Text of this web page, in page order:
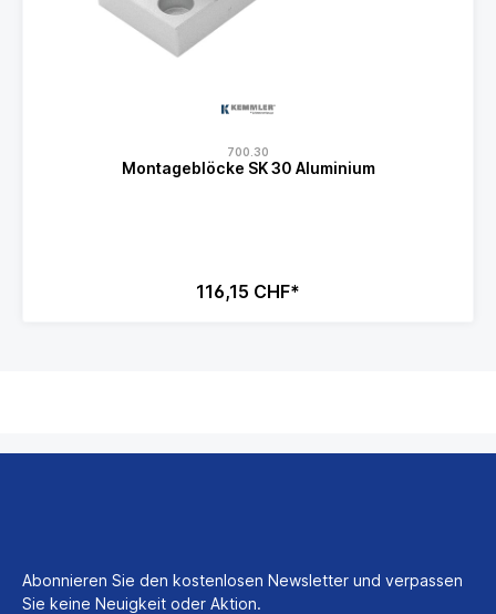
700.30
Montageblöcke SK 30 Aluminium
116,15 CHF*
Abonnieren Sie den kostenlosen Newsletter und verpassen
Sie keine Neuigkeit oder Aktion.